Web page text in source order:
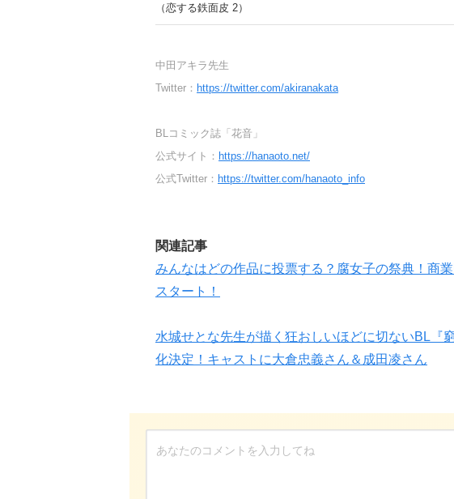
（恋する鉄面皮 2）
中田アキラ先生
Twitter： https://twitter.com/akiranakata
BLコミック誌「花音」
公式サイト： https://hanaoto.net/
公式Twitter： https://twitter.com/hanaoto_info
関連記事
みんなはどの作品に投票する？腐女子の祭典！商
スタート！
水城せとな先生が描く狂おしいほどに切ないBL『
化決定！キャストに大倉忠義さん＆成田凌さん